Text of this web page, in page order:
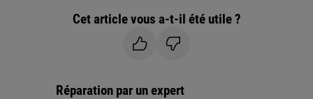
Cet article vous a-t-il été utile ?
Réparation par un expert